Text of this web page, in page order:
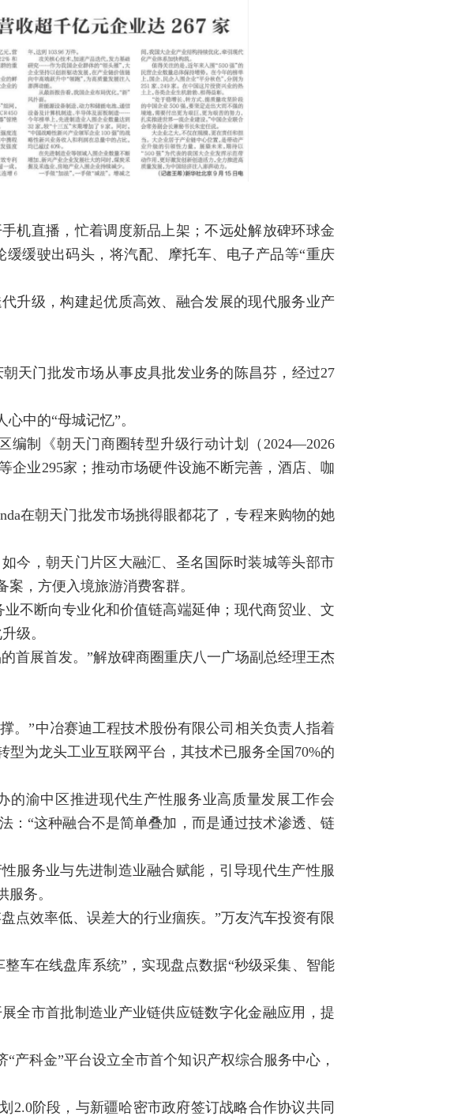
机直播，忙着调度新品上架；不远处解放碑环球金
缓驶出码头，将汽配、摩托车、电子产品等“重庆
升级，构建起优质高效、融合发展的现代服务业产
天门批发市场从事皮具批发业务的陈昌芬，经过27
中的“母城记忆”。
编制《朝天门商圈转型升级行动计划（2024—2026
企业295家；推动市场硬件设施不断完善，酒店、咖
在朝天门批发市场挑得眼都花了，专程来购物的她
今，朝天门片区大融汇、圣名国际时装城等头部市
，方便入境旅游消费客群。
不断向专业化和价值链高端延伸；现代商贸业、文
级。
首展首发。”解放碑商圈重庆八一广场副总经理王杰
。”中冶赛迪工程技术股份有限公司相关负责人指着
为龙头工业互联网平台，其技术已服务全国70%的
的渝中区推进现代生产性服务业高质量发展工作会
：“这种融合不是简单叠加，而是通过技术渗透、链
服务业与先进制造业融合赋能，引导现代生产性服
务。
点效率低、误差大的行业痼疾。”万友汽车投资有限
车在线盘库系统”，实现盘点数据“秒级采集、智能
全市首批制造业产业链供应链数字化金融应用，提
产科金”平台设立全市首个知识产权综合服务中心，
2.0阶段，与新疆哈密市政府签订战略合作协议共同